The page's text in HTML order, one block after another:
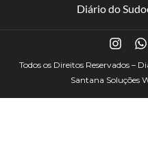
Diário do
Todos os Direitos Reservados –
Santana Soluções